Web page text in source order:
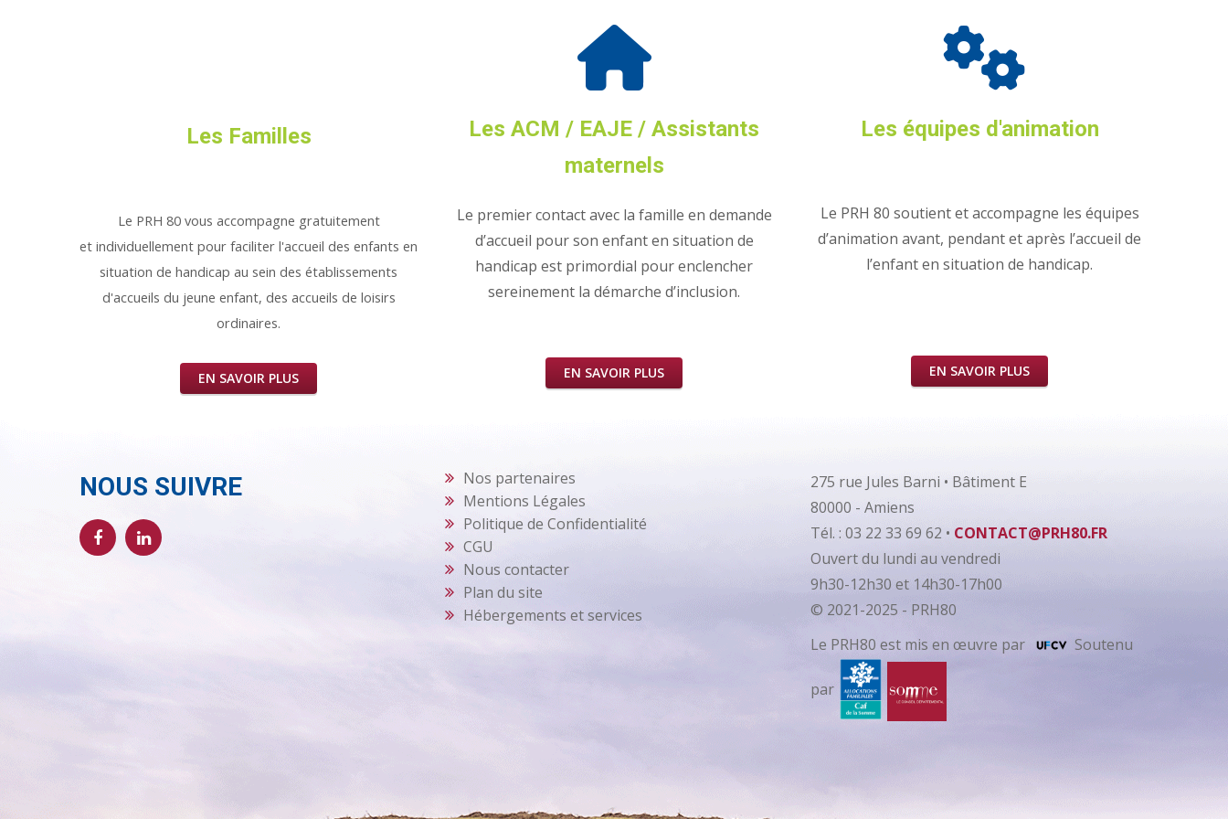
Les Familles
Le PRH 80 vous accompagne gratuitement
et individuellement pour faciliter l'accueil des enfants en
situation de handicap au sein des établissements
d'accueils du jeune enfant, des accueils de loisirs
ordinaires.
EN SAVOIR PLUS
Les ACM / EAJE / Assistants
maternels
Le premier contact avec la famille en demande
d’accueil pour son enfant en situation de
handicap est primordial pour enclencher
sereinement la démarche d’inclusion.
EN SAVOIR PLUS
Les équipes d'animation
Le PRH 80 soutient et accompagne les équipes
d’animation avant, pendant et après l’accueil de
l’enfant en situation de handicap.
EN SAVOIR PLUS
NOUS SUIVRE
Nos partenaires
Mentions Légales
Politique de Confidentialité
CGU
Nous contacter
Plan du site
Hébergements et services
275 rue Jules Barni • Bâtiment E
80000 - Amiens
Tél. : 03 22 33 69 62 • CONTACT@PRH80.FR
Ouvert du lundi au vendredi
9h30-12h30 et 14h30-17h00
© 2021-2025 - PRH80
Le PRH80 est mis en œuvre par
Soutenu
par